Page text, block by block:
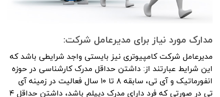
مدارک مورد نیاز برای مدیرعامل شرکت:
مدیرعامل شرکت کامپیوتری نیز بایستی واجد شرایطی باشد که
این شرایط عبارتند از: داشتن حداقل مدرک کارشناسی در حوزه
انفورماتیک و آی تی، سابقه ۸ تا ۱۰ سال فعالیت در زمینه آی
تی در صورتی که فرد دارای مدرک دیپلم باشد، داشتن حداقل ۴